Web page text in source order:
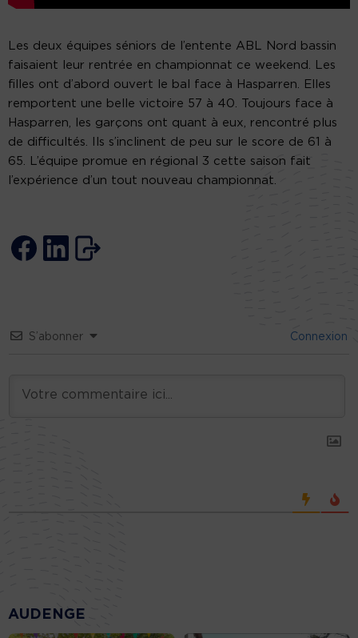
Les deux équipes séniors de l’entente ABL Nord bassin
faisaient leur rentrée en championnat ce weekend. Les
filles ont d’abord ouvert le bal face à Hasparren. Elles
remportent une belle victoire 57 à 40. Toujours face à
Hasparren, les garçons ont quant à eux, rencontré plus
de difficultés. Ils s’inclinent de peu sur le score de 61 à
65. L’équipe promue en régional 3 cette saison fait
l’expérience d’un tout nouveau championnat.
S’abonner Connexion
AUDENGE